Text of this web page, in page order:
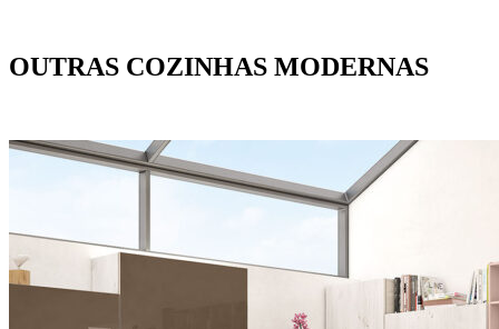
OUTRAS COZINHAS MODERNAS